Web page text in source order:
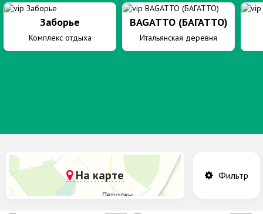
Заборье
Комплекс отдыха
BAGATTO (БАГАТТО)
Итальянская деревня
На карте Фильтр